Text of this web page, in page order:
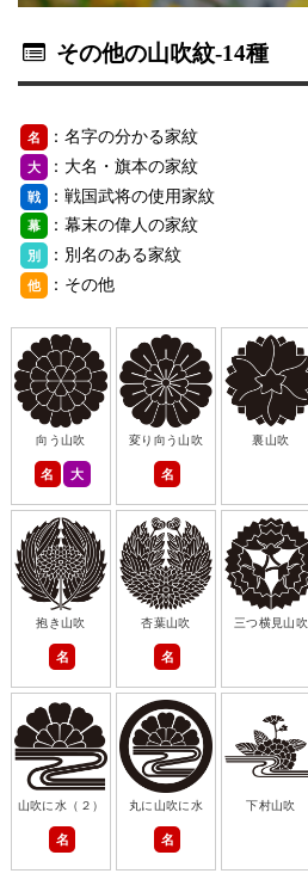
その他の山吹紋-14種
名 ：名字の分かる家紋
大 ：大名・旗本の家紋
戦 ：戦国武将の使用家紋
幕 ：幕末の偉人の家紋
別 ：別名のある家紋
他 ：その他
向う山吹
名 大
変り向う山吹
名
裏山吹
抱き山吹
名
杏葉山吹
名
三つ横見山吹
山吹に水（２）
名
丸に山吹に水
名
下村山吹